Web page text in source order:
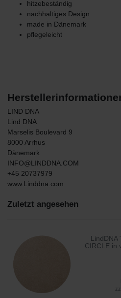
hitzebeständig
nachhaltiges Design
made in Dänemark
pflegeleicht
LIND DNA
Lind DNA
Marselis Boulevard 9
8000 Arrhus
Dänemark
INFO@LINDDNA.COM
+45 20737979
www.Linddna.com
Zuletzt angesehen
LindDNA
CIRCLE in